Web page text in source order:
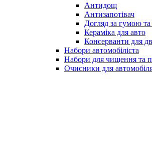
Антидощ
Антизапотівач
Догляд за гумою
Кераміка для авто
Консерванти для
Набори автомобіліста
Набори для чищення та
Очисники для